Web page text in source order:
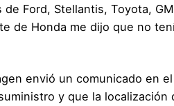
Ford, Stellantis, Toyota,
de Honda me dijo que no
envió un comunicado en
y que la